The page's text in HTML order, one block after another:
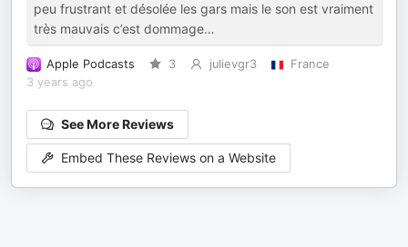
peu frustrant et désolée les gars mais le son est vraiment
très mauvais c’est dommage…
Apple Podcasts 3 julievgr3
France
3 years ago
See More Reviews
Embed These Reviews on a Website